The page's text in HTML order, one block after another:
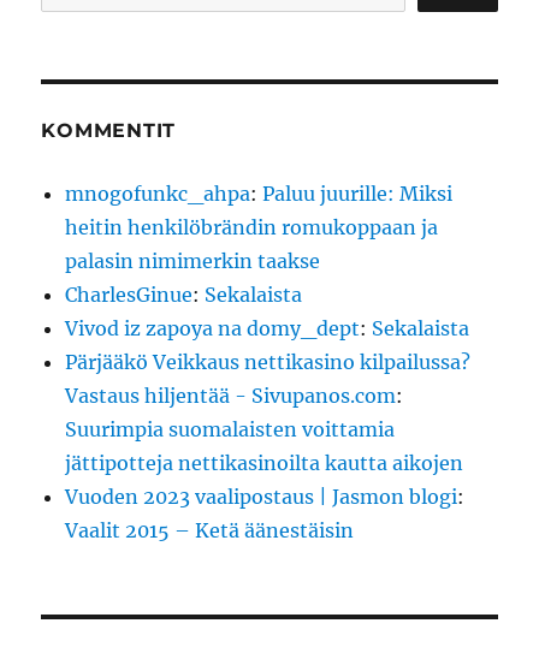
KOMMENTIT
mnogofunkc_ahpa:Paluu juurille: Miksi
heitin henkilöbrändin romukoppaan ja
palasin nimimerkin taakse
CharlesGinue: Sekalaista
Vivod iz zapoya na domy_dept: Sekalaista
Pärjääkö Veikkaus nettikasino kilpailussa?
Vastaus hiljentää - Sivupanos.com:
Suurimpia suomalaisten voittamia
jättipotteja nettikasinoilta kautta aikojen
Vuoden 2023 vaalipostaus | Jasmon blogi:
Vaalit 2015 – Ketä äänestäisin